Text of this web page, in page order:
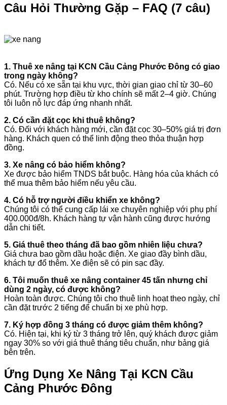
Câu Hỏi Thường Gặp – FAQ (7 câu)
1. Thuê xe nâng tại KCN Cầu Cảng Phước Đông có giao
trong ngày không?
Có. Nếu có xe sẵn tại khu vực, thời gian giao chỉ từ 30–60
phút. Trường hợp điều từ kho chính sẽ mất 2–4 giờ. Chúng
tôi luôn nỗ lực đáp ứng nhanh nhất.
2. Có cần đặt cọc khi thuê không?
Có. Đối với khách hàng mới, cần đặt cọc 30–50% giá trị đơn
hàng. Khách quen có thể linh động theo thỏa thuận hợp
đồng.
3. Xe nâng có bảo hiểm không?
Xe được bảo hiểm TNDS bắt buộc. Hàng hóa của khách có
thể mua thêm bảo hiểm nếu yêu cầu.
4. Có hỗ trợ người điều khiển xe không?
Chúng tôi có thể cung cấp lái xe chuyên nghiệp với phụ phí
400.000đ/8h. Khách hàng tự vận hành cũng được hướng
dẫn chi tiết.
5. Giá thuê theo tháng đã bao gồm nhiên liệu chưa?
Giá chưa bao gồm dầu hoặc điện. Xe giao đầy bình dầu,
khách tự đổ thêm. Xe điện sẽ có pin sạc đầy.
6. Tôi muốn thuê xe nâng container 45 tấn nhưng chỉ
dùng 2 ngày, có được không?
Hoàn toàn được. Chúng tôi cho thuê linh hoạt theo ngày, chỉ
cần đặt trước 2 tiếng để chuẩn bị xe phù hợp.
7. Ký hợp đồng 3 tháng có được giảm thêm không?
Có. Hiện tại, khi ký từ 3 tháng trở lên, quý khách được giảm
ngay 30% so với giá thuê tháng tiêu chuẩn, như bảng giá
bên trên.
Ứng Dụng Xe Nâng Tại KCN Cầu
Cảng Phước Đông